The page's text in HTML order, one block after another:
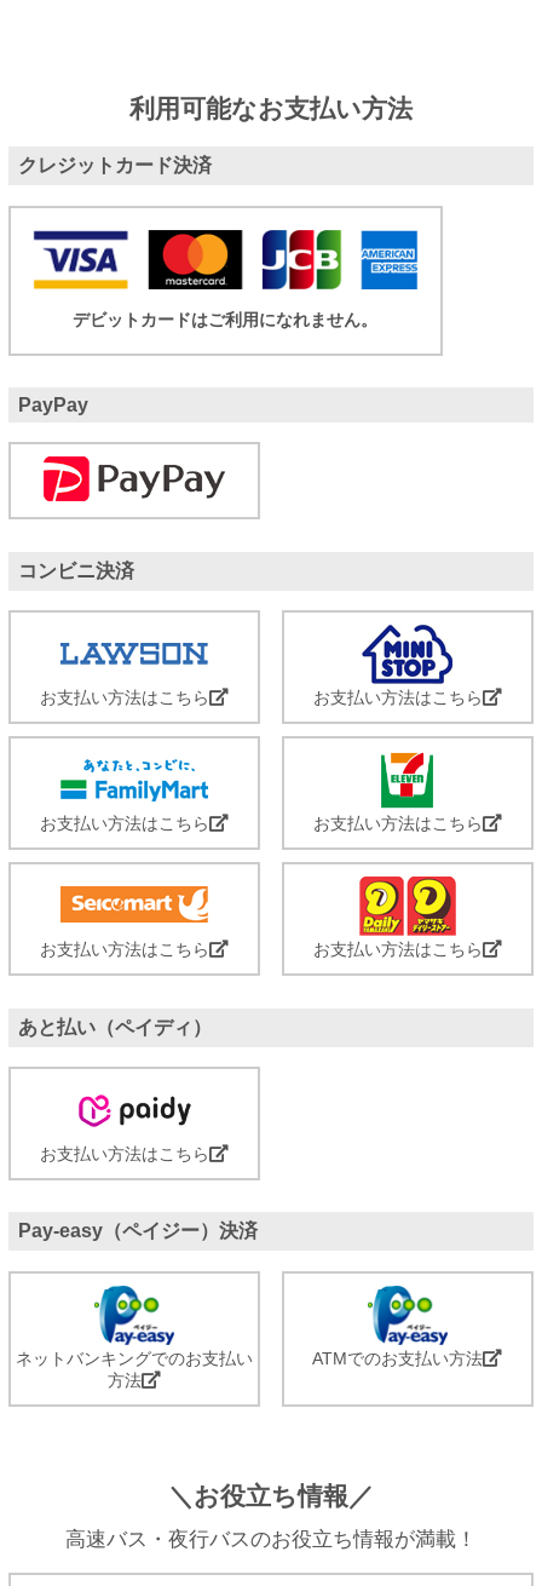
利用可能なお支払い方法
クレジットカード決済
デビットカードはご利用になれません。
PayPay
コンビニ決済
お支払い方法はこちら お支払い方法はこちら
お支払い方法はこちら お支払い方法はこちら
お支払い方法はこちら お支払い方法はこちら
あと払い（ペイディ）
お支払い方法はこちら
Pay-easy（ペイジー）決済
ネットバンキングでのお支払い
方法
ATMでのお支払い方法
＼お役立ち情報／
高速バス・夜行バスのお役立ち情報が満載！